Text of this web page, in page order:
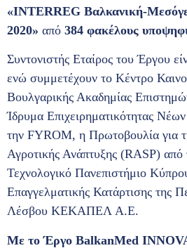
«INTERREG Βαλκανική-
2020» από 384 φακέλους
Συντονιστής Εταίρος του Έργου
ενώ συμμετέχουν το Κέντρο
Βουλγαρικής Ακαδημίας
Ίδρυμα Επιχειρηματικότητας
την FYROM, η Πρωτοβουλία για
Αγροτικής Ανάπτυξης (RASP) από
Τεχνολογικό Πανεπιστήμιο
Επαγγελματικής Κατάρτισης της
Λέσβου ΚΕΚΑΠΕΛ Α.Ε.
Με το Έργο BalkanMed INNOVA